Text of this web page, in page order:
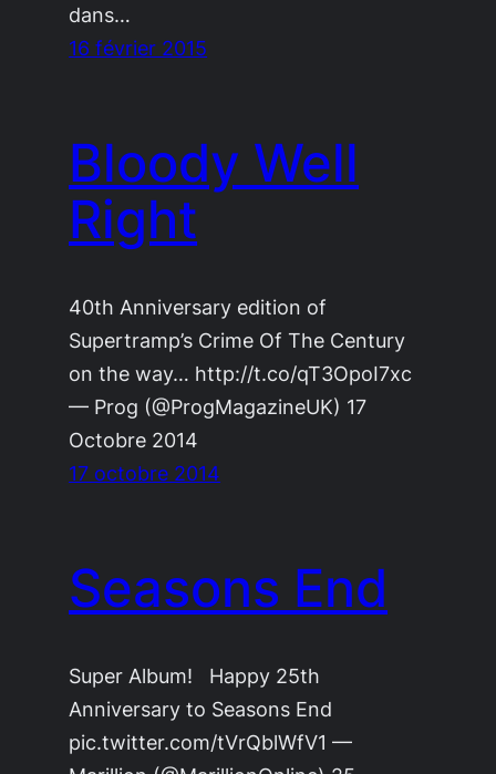
dans…
16 février 2015
Bloody Well
Right
40th Anniversary edition of
Supertramp’s Crime Of The Century
on the way… http://t.co/qT3OpoI7xc
— Prog (@ProgMagazineUK) 17
Octobre 2014
17 octobre 2014
Seasons End
Super Album! Happy 25th
Anniversary to Seasons End
pic.twitter.com/tVrQblWfV1 —